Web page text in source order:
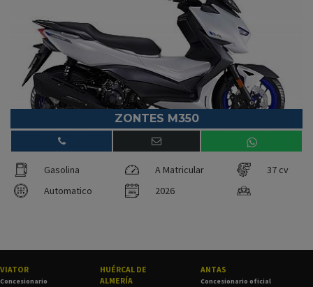
ZONTES M350
Gasolina A Matricular
37 cv
Automatico
2026
VIATOR
Concesionario
HUÉRCAL DE
ALMERÍA
ANTAS
Concesionario oficial